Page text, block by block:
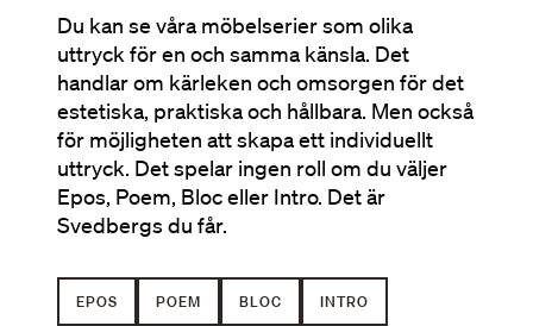
Du kan se våra möbelserier som olika
uttryck för en och samma känsla. Det
handlar om kärleken och omsorgen för det
estetiska, praktiska och hållbara. Men också
för möjligheten att skapa ett individuellt
uttryck. Det spelar ingen roll om du väljer
Epos, Poem, Bloc eller Intro. Det är
Svedbergs du får.
EPOS POEM BLOC INTRO